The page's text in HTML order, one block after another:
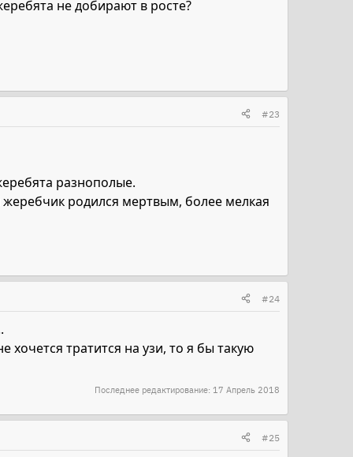
не добирают в росте?
#23
разнополые.
родился мертвым, более мелкая
#24
хочется тратится на узи, то я бы такую
Последнее редактирование: 17 Апрель 2018
#25